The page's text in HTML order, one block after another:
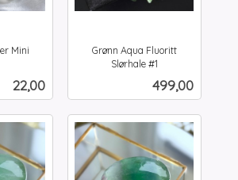
Mini
Pris
22,00
Grønn Aqua Fluoritt
Slørhale #1
Pris
499,00